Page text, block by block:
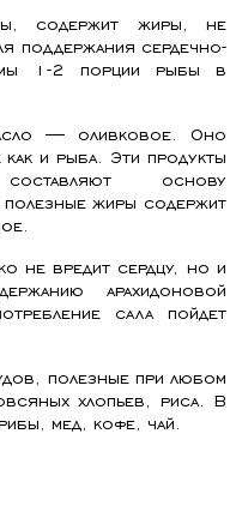
содержит жиры, не
поддержания сердечно-
1-2 порции рыбы в
— оливковое. Оно
и рыба. Эти продукты
основу
полезные жиры содержит
не вредит сердцу, но и
арахидоновой
сала пойдет
полезные при любом
хлопьев, риса. В
мед, кофе, чай.